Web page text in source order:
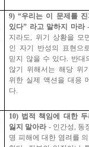
9) “우리는 이 문제를
있다” 라고 말하지 마라
지라도, 위기 상황을 모
인 자기 반성의 표현으
믿지 않을 수 있다. 반대
않기 위해서는 해당 위
위한 실제 액션을 대응
다.
10) 법적 책임에 대한
잃지 말아라- 인간성, 동
명 피해에 대한 염려를